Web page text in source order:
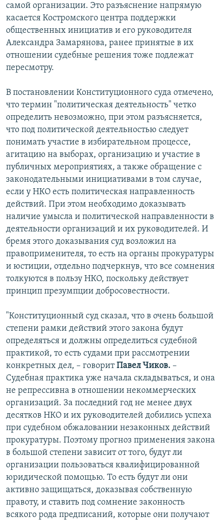
самой организации. Это разъяснение напрямую
касается Костромского центра поддержки
общественных инициатив и его руководителя
Александра Замарянова, ранее принятые в их
отношении судебные решения тоже подлежат
пересмотру.
В постановлении Конституционного суда отмечено,
что термин "политическая деятельность" четко
определить невозможно, при этом разъясняется,
что под политической деятельностью следует
понимать участие в избирательном процессе,
агитацию на выборах, организацию и участие в
публичных мероприятиях, а также обращение с
законодательными инициативами в том случае,
если у НКО есть политическая направленность
действий. При этом необходимо доказывать
наличие умысла и политической направленности в
деятельности организаций и их руководителей. И
бремя этого доказывания суд возложил на
правоприменителя, то есть на органы прокуратуры
и юстиции, отдельно подчеркнув, что все сомнения
толкуются в пользу НКО, поскольку действует
принцип презумпции добросовестности.
"Конституционный суд сказал, что в очень большой
степени рамки действий этого закона будут
определяться и должны определиться судебной
практикой, то есть судами при рассмотрении
конкретных дел, – говоритПавел Чиков. –
Судебная практика уже начала складываться, и она
не репрессивна в отношении некоммерческих
организаций. За последний год не менее двух
десятков НКО и их руководителей добились успеха
при судебном обжаловании незаконных действий
прокуратуры. Поэтому прогноз применения закона
в большой степени зависит от того, будут ли
организации пользоваться квалифицированной
юридической помощью. То есть будут ли они
активно защищаться, доказывая собственную
правоту, и ставить под сомнение законность
всякого рода предписаний, которые они получают